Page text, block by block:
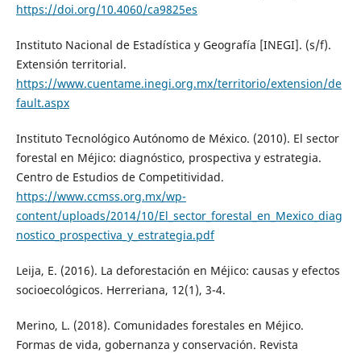
https://doi.org/10.4060/ca9825es
Instituto Nacional de Estadística y Geografía [INEGI]. (s/f).
Extensión territorial.
https://www.cuentame.inegi.org.mx/territorio/extension/de
fault.aspx
Instituto Tecnológico Autónomo de México. (2010). El sector
forestal en Méjico: diagnóstico, prospectiva y estrategia.
Centro de Estudios de Competitividad.
https://www.ccmss.org.mx/wp-
content/uploads/2014/10/El_sector_forestal_en_Mexico_diag
nostico_prospectiva_y_estrategia.pdf
Leija, E. (2016). La deforestación en Méjico: causas y efectos
socioecológicos. Herreriana, 12(1), 3-4.
Merino, L. (2018). Comunidades forestales en Méjico.
Formas de vida, gobernanza y conservación. Revista